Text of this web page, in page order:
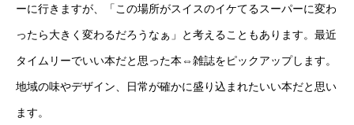
ーに行きますが、「この場所がスイスのイケてるスーパーに変わ
ったら大きく変わるだろうなぁ」と考えることもあります。最近
タイムリーでいい本だと思った本⇔雑誌をピックアップします。
地域の味やデザイン、日常が確かに盛り込まれたいい本だと思い
ます。